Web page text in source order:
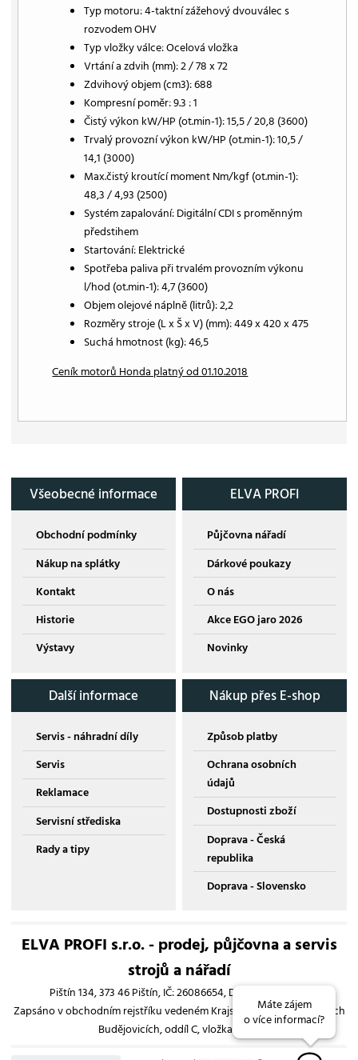
Typ motoru: 4-taktní zážehový dvouválec s
rozvodem OHV
Typ vložky válce: Ocelová vložka
Vrtání a zdvih (mm): 2 / 78 x 72
Zdvihový objem (cm3): 688
Kompresní poměr: 9.3 : 1
Čistý výkon kW/HP (ot.min-1): 15,5 / 20,8 (3600)
Trvalý provozní výkon kW/HP (ot.min-1): 10,5 /
14,1 (3000)
Max.čistý kroutící moment Nm/kgf (ot.min-1):
48,3 / 4,93 (2500)
Systém zapalování: Digitální CDI s proměnným
předstihem
Startování: Elektrické
Spotřeba paliva při trvalém provozním výkonu
l/hod (ot.min-1): 4,7 (3600)
Objem olejové náplně (litrů): 2,2
Rozměry stroje (L x Š x V) (mm): 449 x 420 x 475
Suchá hmotnost (kg): 46,5
Ceník motorů Honda platný od 01.10.2018
Všeobecné informace
Obchodní podmínky
Nákup na splátky
Kontakt
Historie
Výstavy
ELVA PROFI
Půjčovna nářadí
Dárkové poukazy
O nás
Akce EGO jaro 2026
Novinky
Další informace
Servis - náhradní díly
Servis
Reklamace
Servisní střediska
Rady a tipy
Nákup přes E-shop
Způsob platby
Ochrana osobních
údajů
Dostupnosti zboží
Doprava - Česká
republika
Doprava - Slovensko
ELVA PROFI s.r.o. - prodej, půjčovna a servis
strojů a nářadí
Pištín 134, 373 46 Pištín, IČ: 26086654, DIČ: CZ26086654
Zapsáno v obchodním rejstříku vedeném Krajským soudem v Českých
Budějovicích, oddíl C, vložka 13193
Máte zájem
o více informací?